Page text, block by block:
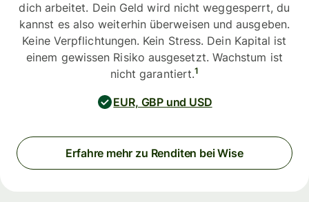
dich arbeitet. Dein Geld wird nicht weggesperrt, du
kannst es also weiterhin überweisen und ausgeben.
Keine Verpflichtungen. Kein Stress. Dein Kapital ist
einem gewissen Risiko ausgesetzt. Wachstum ist
nicht garantiert.1
EUR, GBP und USD
Erfahre mehr zu Renditen bei Wise